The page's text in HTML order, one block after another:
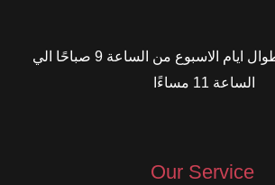
ساعات العمل : طوال ايام الاسبوع من الساعة 9 صباحًا الي
الساعة 11 مساءًا
Our Service